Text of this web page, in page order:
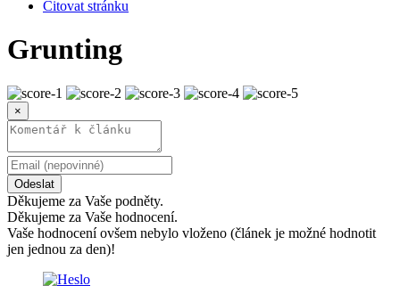
Citovat stránku
Grunting
×
Odeslat
Děkujeme za Vaše podněty.
Děkujeme za Vaše hodnocení.
Vaše hodnocení ovšem nebylo vloženo (článek je možné hodnotit
jen jednou za den)!